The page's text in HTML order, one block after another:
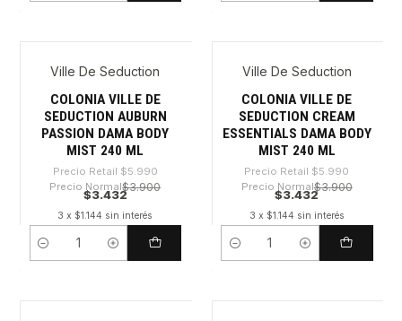
-42%
Ville De Seduction
COLONIA VILLE DE
SEDUCTION AUBURN
PASSION DAMA BODY
MIST 240 ML
Precio Retail $5.990
Precio Normal$3.900
$3.432
3 x $1.144 sin interés
Cantidad
-42%
Ville De Seduction
COLONIA VILLE DE
SEDUCTION CREAM
ESSENTIALS DAMA BODY
MIST 240 ML
Precio Retail $5.990
Precio Normal$3.900
$3.432
3 x $1.144 sin interés
Cantidad